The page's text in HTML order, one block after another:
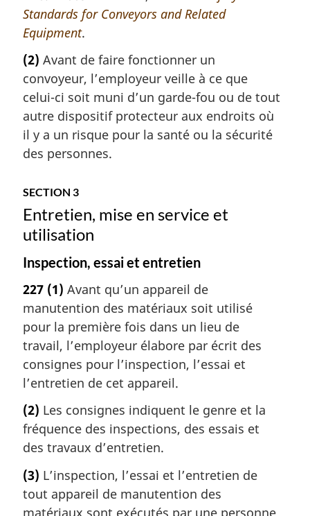
Standards for Conveyors and Related
Equipment.
(2) Avant de faire fonctionner un
convoyeur, l’employeur veille à ce que
celui-ci soit muni d’un garde-fou ou de tout
autre dispositif protecteur aux endroits où
il y a un risque pour la santé ou la sécurité
des personnes.
SECTION 3
Entretien, mise en service et
utilisation
Inspection, essai et entretien
227 (1) Avant qu’un appareil de
manutention des matériaux soit utilisé
pour la première fois dans un lieu de
travail, l’employeur élabore par écrit des
consignes pour l’inspection, l’essai et
l’entretien de cet appareil.
(2) Les consignes indiquent le genre et la
fréquence des inspections, des essais et
des travaux d’entretien.
(3) L’inspection, l’essai et l’entretien de
tout appareil de manutention des
matériaux sont exécutés par une personne